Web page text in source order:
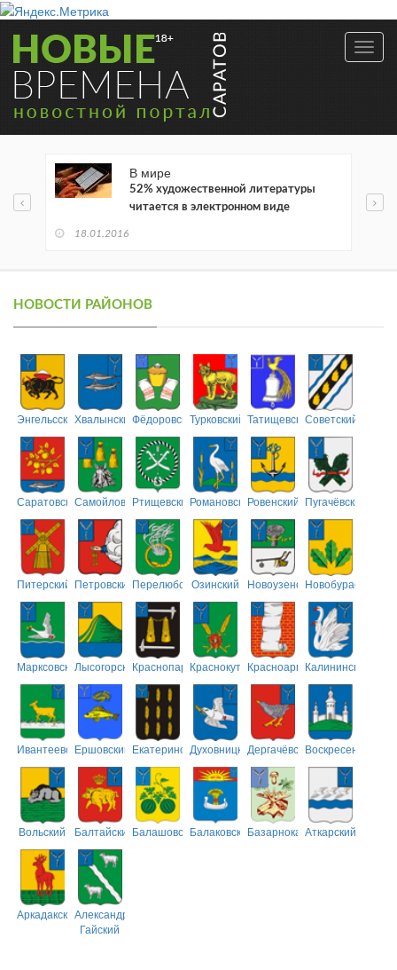
В мире
52% художественной литературы
читается в электронном виде
18.01.2016
НОВОСТИ РАЙОНОВ
ЭнгельсскийХвалынскийФёдоровскийТурковский ТатищевскийСоветский
СаратовскийСамойловскийРтищевскийРомановскийРовенский Пугачёвский
Питерский ПетровскийПерелюбскийОзинский НовоузенскийНовобурасский
МарксовскийЛысогорскийКраснопартизанский
КраснокутскийКрасноармейский
Калининский
ИвантеевскийЕршовский ЕкатериновскийДуховницкийДергачёвскийВоскресенский
Вольский БалтайскийБалашовскийБалаковскийБазарнокарабулакский
Аткарский
АркадакскийАлександрово-
Гайский